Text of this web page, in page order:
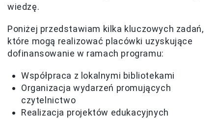
wiedzę.
Poniżej przedstawiam kilka kluczowych zadań,
które mogą realizować placówki uzyskujące
dofinansowanie w ramach programu:
Współpraca z lokalnymi bibliotekami
Organizacja wydarzeń promujących
czytelnictwo
Realizacja projektów edukacyjnych